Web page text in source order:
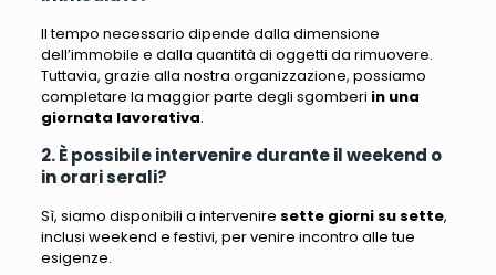
Il tempo necessario dipende dalla dimensione
dell’immobile e dalla quantità di oggetti da rimuovere.
Tuttavia, grazie alla nostra organizzazione, possiamo
completare la maggior parte degli sgomberi in una
giornata lavorativa.
2. È possibile intervenire durante il weekend o
in orari serali?
Sì, siamo disponibili a intervenire sette giorni su sette,
inclusi weekend e festivi, per venire incontro alle tue
esigenze.